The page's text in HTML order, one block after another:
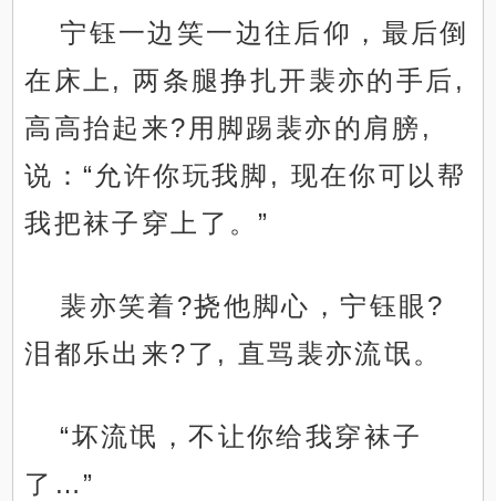
宁钰一边笑一边往后仰，最后倒
在床上, 两条腿挣扎开裴亦的手后,
高高抬起来?用脚踢裴亦的肩膀,
说：“允许你玩我脚, 现在你可以帮
我把袜子穿上了。”
裴亦笑着?挠他脚心，宁钰眼?
泪都乐出来?了, 直骂裴亦流氓。
“坏流氓，不让你给我穿袜子
了…”